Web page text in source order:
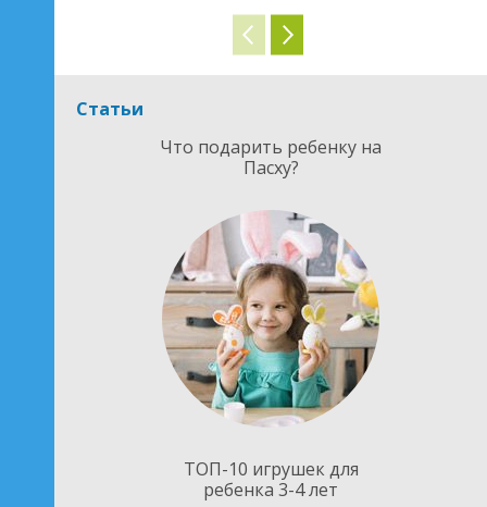
Статьи
Что подарить ребенку на
Пасху?
ТОП-10 игрушек для
ребенка 3-4 лет